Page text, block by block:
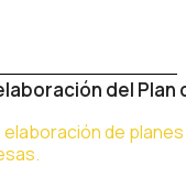
del Plan
elaboración de